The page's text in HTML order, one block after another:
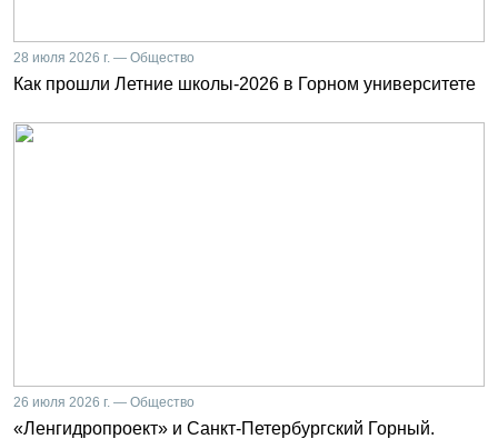
28 июля 2026 г. — Общество
Как прошли Летние школы-2026 в Горном университете
26 июля 2026 г. — Общество
«Ленгидропроект» и Санкт-Петербургский Горный.